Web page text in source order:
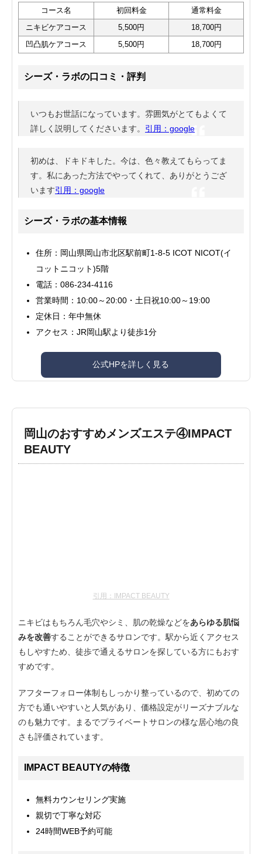
コース名 初回料金
通常料金
ニキビケアコース
5,500円
18,700円
凹凸肌ケアコース
5,500円 18,700円
シーズ・ラボの口コミ・評判
いつもお世話になっています。雰囲気がとてもよくて
詳しく説明してくださいます。 引用：google
初めは、ドキドキした。今は、色々教えてもらってま
す。私にあった方法でやってくれて、ありがとうござ
います引用：google
シーズ・ラボの基本情報
住所：岡山県岡山市北区駅前町1-8-5 ICOT NICOT(イ
コットニコット)5階
電話：086-234-4116
営業時間：10:00～20:00・土日祝10:00～19:00
定休日：年中無休
アクセス：JR岡山駅より徒歩1分
公式HPを詳しく見る
岡山のおすすめメンズエステ④IMPACT
BEAUTY
引用：IMPACT BEAUTY
ニキビはもちろん毛穴やシミ、肌の乾燥などをあらゆる肌悩
みを改善することができるサロンです。駅から近くアクセス
もしやすため、徒歩で通えるサロンを探している方にもおす
すめです。
アフターフォロー体制もしっかり整っているので、初めての
方でも通いやすいと人気があり、価格設定がリーズナブルな
のも魅力です。まるでプライベートサロンの様な居心地の良
さも評価されています。
IMPACT BEAUTYの特徴
無料カウンセリング実施
親切で丁寧な対応
24時間WEB予約可能